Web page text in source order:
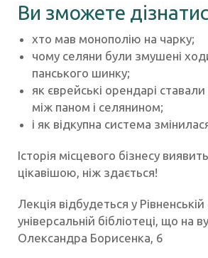
Ви зможете
хто мав монополію на чарку;
чому селяни були змушені
панського шинку;
як єврейські орендарі
між паном і селянином;
і як відкупна система
Історія місцевого бізнесу
цікавішою, ніж здається!
Лекція відбудеться у Рівненській
універсальній бібліотеці, що на
Олександра Борисенка, 6